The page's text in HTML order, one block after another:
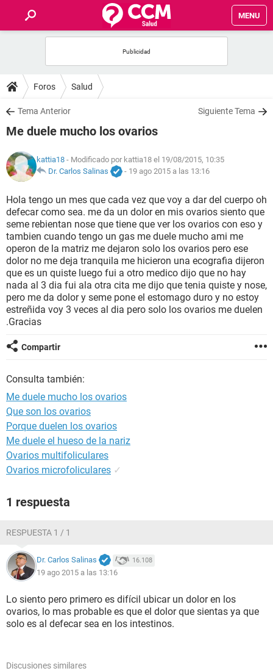
MENU
FOROS
SALUD
NUTRICIÓN
BIENESTAR
SEXUALIDAD
GLOSARIO
Foros Salud
Tema Anterior Siguiente Tema
Me duele mucho los ovarios
kattia18 - Modificado por kattia18 el 19/08/2015, 10:35
Dr. Carlos Salinas
- 19 ago 2015 a las 13:16
Hola tengo un mes que cada vez que voy a dar del cuerpo oh
defecar como sea. me da un dolor en mis ovarios siento que
seme rebientan nose que tiene que ver los ovarios con eso y
tambien cuando tengo un gas me duele mucho ami me
operon de la matriz me dejaron solo los ovarios pero ese
dolor no me deja tranquila me hicieron una ecografia dijeron
que es un quiste luego fui a otro medico dijo que no hay
nada al 3 dia fui ala otra cita me dijo que tenia quiste y nose,
pero me da dolor y seme pone el estomago duro y no estoy
estreñida voy 3 veces al dia pero solo los ovarios me duelen
.Gracias
Compartir
Consulta también:
Me duele mucho los ovarios
Que son los ovarios
Porque duelen los ovarios
Me duele el hueso de la nariz
Ovarios multifoliculares
Ovarios microfoliculares ✓
1 respuesta
RESPUESTA 1 / 1
Dr. Carlos Salinas 16.108
19 ago 2015 a las 13:16
Lo siento pero primero es difícil ubicar un dolor en los
ovarios, lo mas probable es que el dolor que sientas ya que
solo es al defecar sea en los intestinos.
Discusiones similares